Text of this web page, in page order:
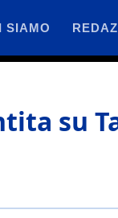
SIAMO
su